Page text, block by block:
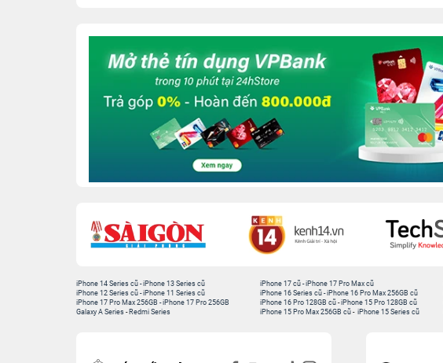
iPhone 14 Series cũ -iPhone 13 Series cũ
iPhone 12 Series cũ -iPhone 11 Series cũ
iPhone 17 Pro Max 256GB -iPhone 17 Pro 256GB
Galaxy A Series - Redmi Series
iPhone 17 cũ -iPhone 17 Pro Max cũ
iPhone 16 Series cũ - iPhone 16 Pro Max 256GB cũ
iPhone 16 Pro 128GB cũ -iPhone 15 Pro 128GB cũ
iPhone 15 Pro Max 256GB cũ - iPhone 15 Series cũ